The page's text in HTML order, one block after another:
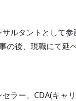
ルタントとして参
の後、現職にて延
ラー、CDA(キャ